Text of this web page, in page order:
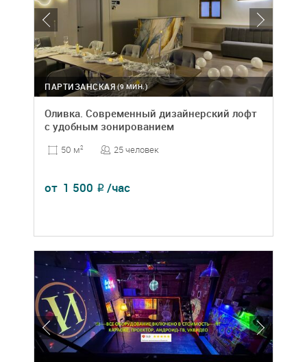
(9 МИН.)
ПАРТИЗАНСКАЯ
Оливка. Современный дизайнерский лофт
с удобным зонированием
50 м2 25 человек
от 1 500 ₽ /час